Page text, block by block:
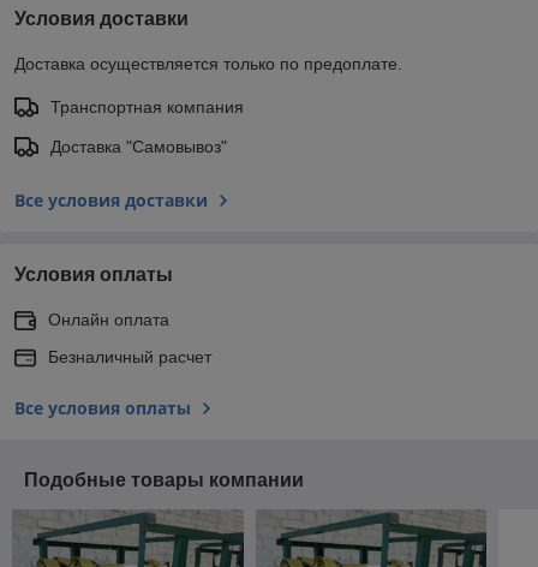
Условия доставки
Доставка осуществляется только по предоплате.
Транспортная компания
Доставка "Самовывоз"
Все условия доставки
Условия оплаты
Онлайн оплата
Безналичный расчет
Все условия оплаты
Подобные товары компании